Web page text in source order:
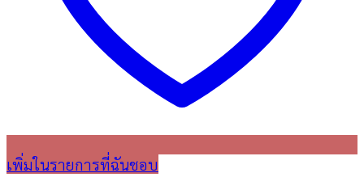
เพิ่มในรายการที่ฉันชอบ